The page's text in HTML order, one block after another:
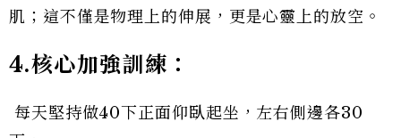
肌；這不僅是物理上的伸展，更是心靈上的放空。
4.核心加強訓練：
每天堅持做40下正面仰臥起坐，左右側邊各30